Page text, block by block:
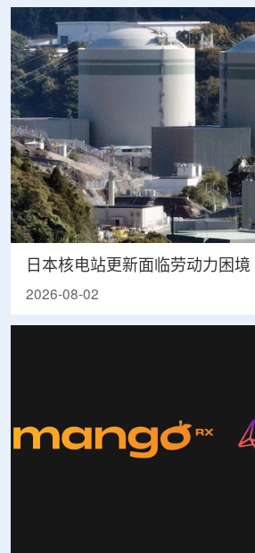
日本核电站更新面临劳动力困境
2026-08-02